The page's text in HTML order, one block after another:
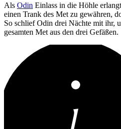
Als Odin Einlass in die Höhle
einen Trank des Met zu gewähren,
So schlief Odin drei Nächte mit ihr,
gesamten Met aus den drei Gefäßen.